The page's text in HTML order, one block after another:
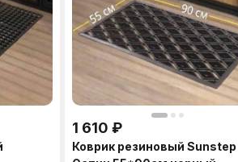
1 610 ₽
Коврик резиновый Sunstep